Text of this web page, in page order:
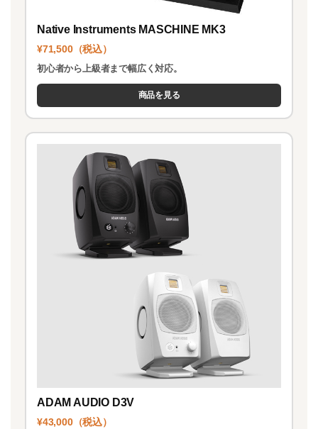
Native Instruments MASCHINE MK3
¥71,500（税込）
初心者から上級者まで幅広く対応。
商品を見る
ADAM AUDIO D3V
¥43,000（税込）